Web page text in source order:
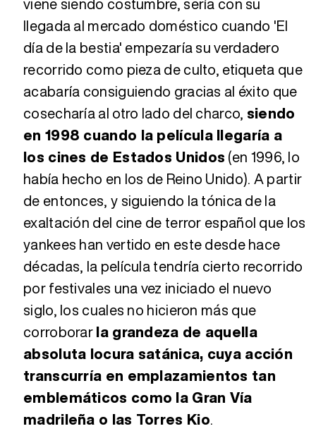
viene siendo costumbre, sería con su
llegada al mercado doméstico cuando 'El
día de la bestia' empezaría su verdadero
recorrido como pieza de culto, etiqueta que
acabaría consiguiendo gracias al éxito que
cosecharía al otro lado del charco, siendo
en 1998 cuando la película llegaría a
los cines de Estados Unidos (en 1996, lo
había hecho en los de Reino Unido). A partir
de entonces, y siguiendo la tónica de la
exaltación del cine de terror español que los
yankees han vertido en este desde hace
décadas, la película tendría cierto recorrido
por festivales una vez iniciado el nuevo
siglo, los cuales no hicieron más que
corroborarla grandeza de aquella
absoluta locura satánica, cuya acción
transcurría en emplazamientos tan
emblemáticos como la Gran Vía
madrileña o las Torres Kio.